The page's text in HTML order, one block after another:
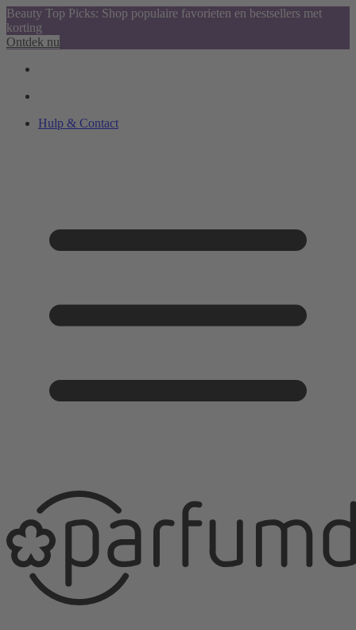
Beauty Top Picks: Shop populaire favorieten en bestsellers met
korting
Ontdek nu
Hulp & Contact